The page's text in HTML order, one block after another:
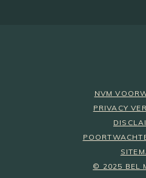
NVM
PRIVACY
© 2025 BEL